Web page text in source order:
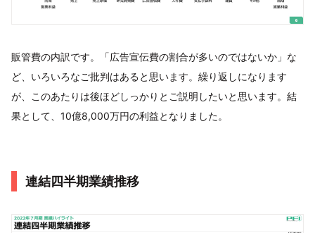
販管費の内訳です。「広告宣伝費の割合が多いのではないか」な
ど、いろいろなご批判はあると思います。繰り返しになります
が、このあたりは後ほどしっかりとご説明したいと思います。結
果として、10億8,000万円の利益となりました。
連結四半期業績推移